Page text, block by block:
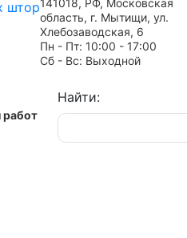
141018, РФ, Московская
область, г. Мытищи, ул.
Хлебозаводская, 6
Пн - Пт: 10:00 - 17:00
Сб - Вс: Выходной
Найти: